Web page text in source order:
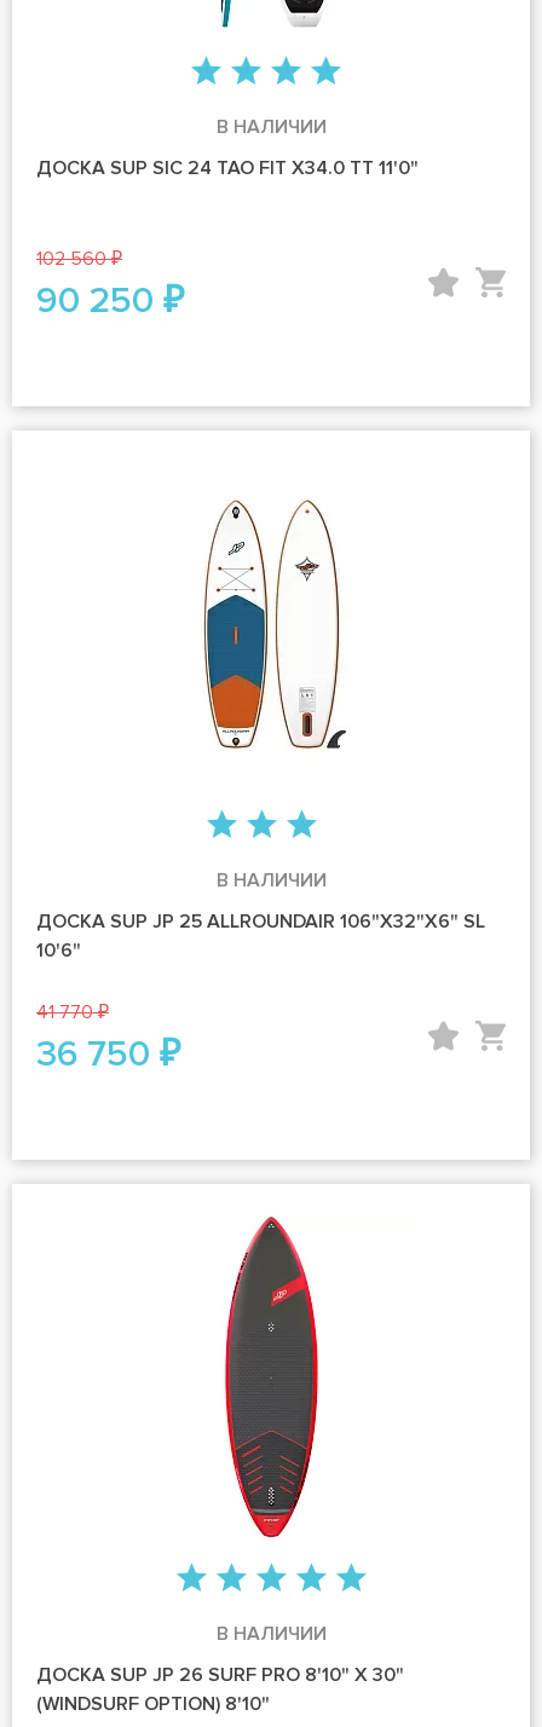
В НАЛИЧИИ
ДОСКА SUP SIC 24 TAO FIT X34.0 TT 11'0"
102 560 ₽
90 250 ₽
В НАЛИЧИИ
ДОСКА SUP JP 25 ALLROUNDAIR 106"X32"X6" SL
10'6"
41 770 ₽
36 750 ₽
В НАЛИЧИИ
ДОСКА SUP JP 26 SURF PRO 8'10" X 30"
(WINDSURF OPTION) 8'10"